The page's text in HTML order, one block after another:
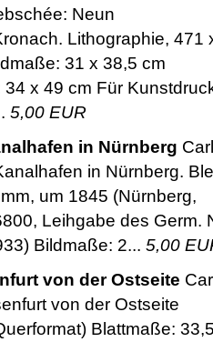
Neun
Lithographie, 471
31 x 38,5 cm
x 49 cm Für
5,00 EUR
in Nürnberg Carl
in Nürnberg.
um 1845 (Nürnberg,
Leihgabe des Germ.
Bildmaße: 2... 5,00
von der Ostseite
von der Ostseite
Blattmaße: